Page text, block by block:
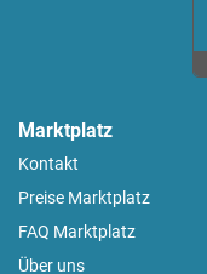
Marktplatz
Kontakt
Preise Marktplatz
FAQ Marktplatz
Über uns